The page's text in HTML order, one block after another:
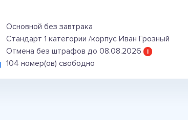
Основной без завтрака
Стандарт 1 категории /корпус Иван Грозный
Отмена без штрафов до 08.08.2026
i
104 номер(ов) свободно